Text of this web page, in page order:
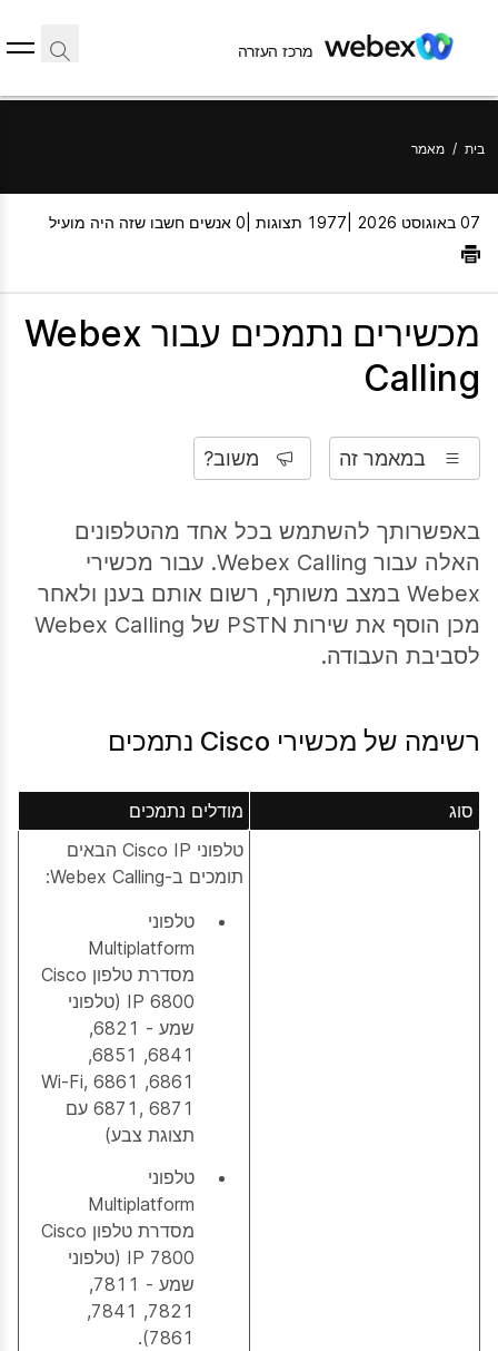
מרכז העזרה
בית / מאמר
07 באוגוסט 2026 | 1977 תצוגות | 0 אנשים חשבו שזה היה מועיל
מכשירים נתמכים עבור Webex
Calling
במאמר זה משוב?
באפשרותך להשתמש בכל אחד מהטלפונים
האלה עבור Webex Calling. עבור מכשירי
Webex במצב משותף, רשום אותם בענן ולאחר
מכן הוסף את שירות PSTN של Webex Calling
לסביבת העבודה.
רשימה של מכשירי Cisco נתמכים
סוג מודלים נתמכים
טלפוני Cisco IP הבאים
תומכים ב-Webex Calling:
טלפוני
Multiplatform
מסדרת טלפון Cisco
IP 6800 (טלפוני
שמע - 6821,
6841, 6851,
6861, 6861 Wi-Fi,
6871, 6871 עם
תצוגת צבע)
טלפוני
Multiplatform
מסדרת טלפון Cisco
IP 7800 (טלפוני
שמע - 7811,
7821, 7841,
7861).